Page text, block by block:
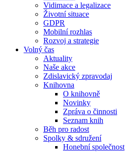
Vidimace a legalizace
Životní situace
GDPR
Mobilní rozhlas
Rozvoj a strategie
Volný čas
Aktuality
Naše akce
Zdislavický zpravodaj
Knihovna
O knihovně
Novinky
Zpráva o činnosti
Seznam knih
Běh pro radost
Spolky & sdružení
Honební společnost